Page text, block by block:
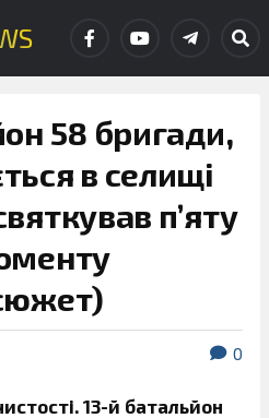
58 бригади,
в селищі
п’яту
0
13-й батальйон